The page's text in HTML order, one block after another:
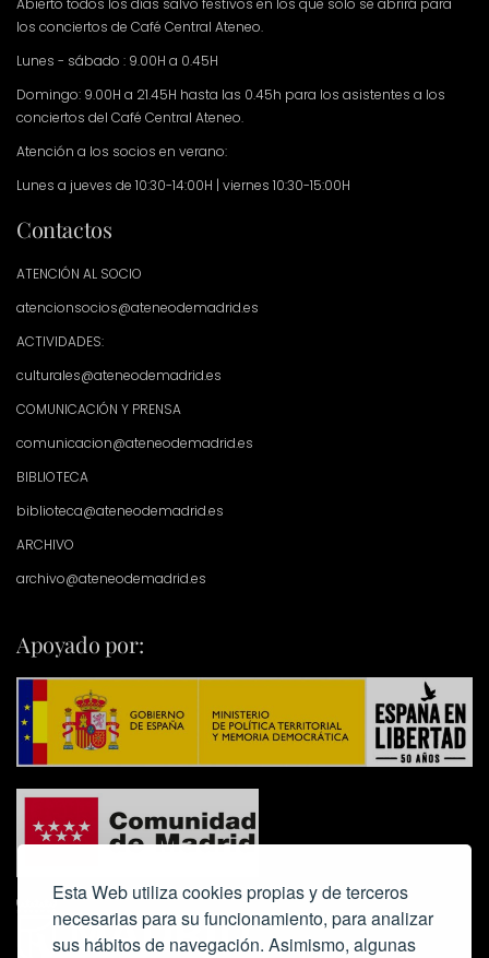
Esta Web utiliza cookies propias y de terceros
necesarias para su funcionamiento, para analizar
sus hábitos de navegación. Asimismo, algunas
Abierto todos los días salvo festivos en los que solo se abrirá para
los conciertos de Café Central Ateneo.
Lunes - sábado : 9.00H a 0.45H
Domingo: 9.00H a 21.45H hasta las 0.45h para los asistentes a los
conciertos del Café Central Ateneo.
Atención a los socios en verano:
Lunes a jueves de 10:30-14:00H | viernes 10:30-15:00H
Contactos
ATENCIÓN AL SOCIO
atencionsocios@ateneodemadrid.es
ACTIVIDADES:
culturales@ateneodemadrid.es
COMUNICACIÓN Y PRENSA
comunicacion@ateneodemadrid.es
BIBLIOTECA
biblioteca@ateneodemadrid.es
ARCHIVO
archivo@ateneodemadrid.es
Apoyado por: